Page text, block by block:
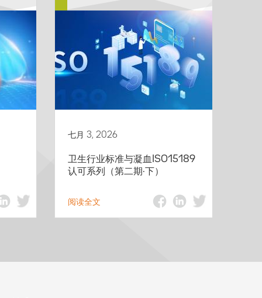
七月 3, 2026
卫生行业标准与凝血ISO15189
认可系列（第二期·下）
阅读全文